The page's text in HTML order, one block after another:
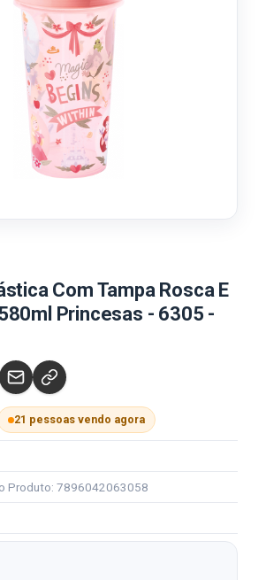
Com Tampa Rosca E
Princesas - 6305 -
21 pessoas vendo agora
Produto: 7896042063058